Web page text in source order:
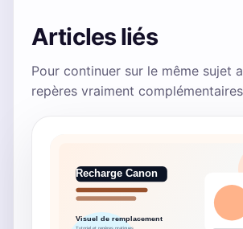
Articles liés
Pour continuer sur le même sujet
repères vraiment